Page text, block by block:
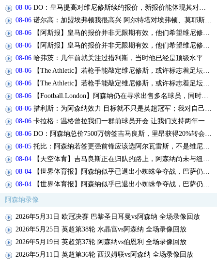
08-06 DO：皇马提高对维尼修斯续约报价，新报价能体现其对球队重要性
08-06 诺尔高：加盟埃弗顿我很高兴 阿尔特塔对埃弗顿、莫耶斯充满赞美
08-06 【阿斯报】皇马的报价并非无限期有效，他们希望维尼修斯迅速回应
08-06 【阿斯报】皇马的报价并非无限期有效，他们希望维尼修斯迅速回应
08-06 哈弗茨：几年前就关注过措利斯，当时他已经是顶级水平
08-06 【The Athletic】若枪手能敲定维尼修斯，或许标志着足坛权力格局的颠覆性巨变
08-06 【The Athletic】若枪手能敲定维尼修斯，或许标志着足坛权力格局的颠覆性巨变
08-06 【Football.London】阿森纳仍在寻求出售多名球员，同时即将宣布诺尔高离队
08-06 措利斯：为阿森纳效力 目标就不只是英超冠军；我对自己很有信心
08-06 卡拉格：温格曾拉我们一群前球员开会 让我们支持两年一届世界杯
08-06 DO：阿森纳总价7500万镑签吉马良斯，里昂获得20%转会分成
08-05 托比：阿森纳若签更强前锋应该选阿尔瓦雷斯，不是维尼修斯
08-04 【天空体育】吉马良斯正在归队的路上，阿森纳尚未与纽卡接触
08-04 【世界体育报】阿森纳似乎已退出小蜘蛛争夺战，巴萨仍将其视为首选目标
08-04 【世界体育报】阿森纳似乎已退出小蜘蛛争夺战，巴萨仍将其视为首选目标
阿森纳录像
2026年5月31日 欧冠决赛 巴黎圣日耳曼vs阿森纳 全场录像回放
2026年5月25日 英超第38轮 水晶宫vs阿森纳 全场录像回放
2026年5月19日 英超第37轮 阿森纳vs伯恩利 全场录像回放
2026年5月11日 英超第36轮 西汉姆联vs阿森纳 全场录像回放